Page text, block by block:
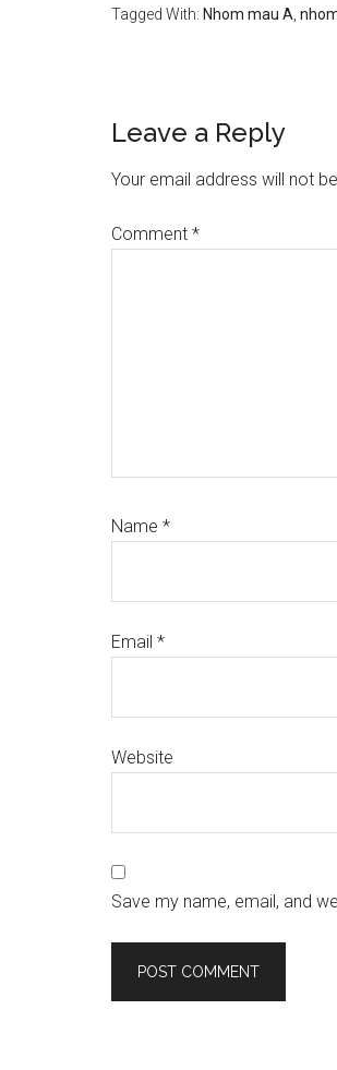
Tagged With: Nhom mau A
Reader
Interactions
Leave a Reply
Your email address will not
Comment *
Name *
Email *
Website
Save my name, email, and